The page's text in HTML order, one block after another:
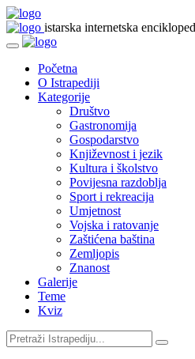
istarska internetska
Početna
O Istrapediji
Kategorije
Društvo
Gastronomija
Gospodarstvo
Književnost i jezik
Kultura i školstvo
Povijesna razdoblja
Sport i rekreacija
Umjetnost
Vojska i ratovanje
Zaštićena baština
Zemljopis
Znanost
Galerije
Teme
Kviz